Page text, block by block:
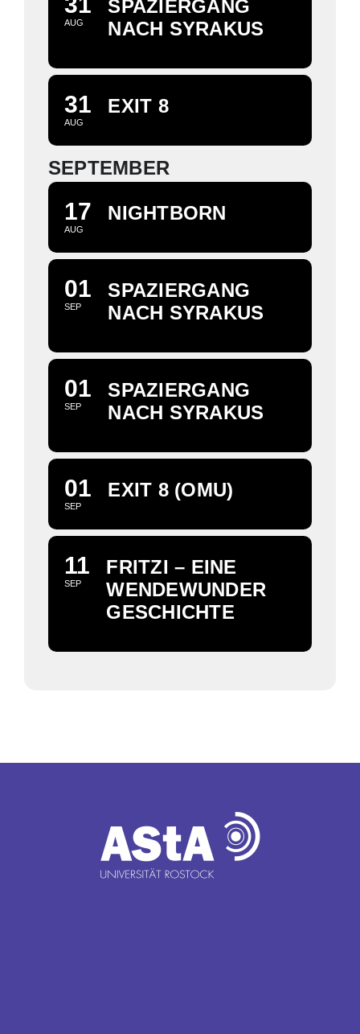
AUG
SPAZIERGANG
NACH SYRAKUS
31
AUG
EXIT 8
SEPTEMBER
17
AUG
NIGHTBORN
01
SEP
SPAZIERGANG
NACH SYRAKUS
01
SEP
SPAZIERGANG
NACH SYRAKUS
01
SEP
EXIT 8 (OMU)
11
SEP
FRITZI – EINE
WENDEWUNDER
GESCHICHTE